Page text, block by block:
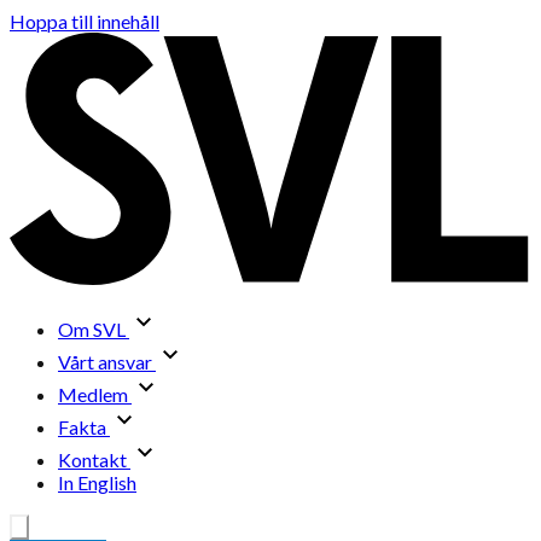
Hoppa till innehåll
Om SVL
Vårt ansvar
Medlem
Fakta
Kontakt
In English